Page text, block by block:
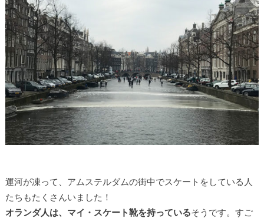
運河が凍って、アムステルダムの街中でスケートをしている人
たちもたくさんいました！
オランダ人は、マイ・スケート靴を持っているそうです。すご